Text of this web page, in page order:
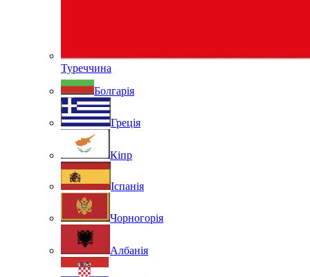
Туреччина
Болгарія
Греція
Кіпр
Іспанія
Чорногорія
Албанія